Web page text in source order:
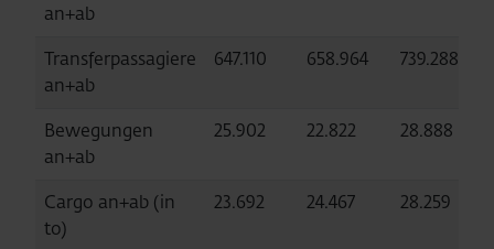
an+ab
Transferpassagiere
an+ab
647.110 658.964 739.288
Bewegungen
an+ab
25.902 22.822 28.888
Cargo an+ab (in
to)
23.692 24.467 28.259